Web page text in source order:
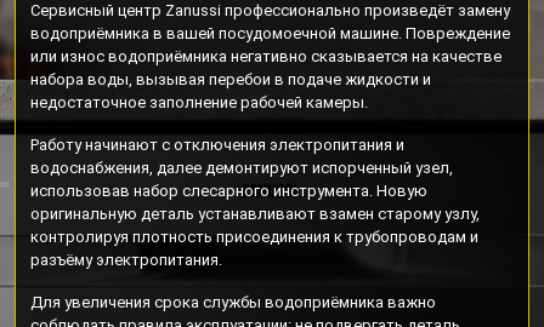
Сервисный центр Zanussi профессионально произведёт замену
водоприёмника в вашей посудомоечной машине. Повреждение
или износ водоприёмника негативно сказывается на качестве
набора воды, вызывая перебои в подаче жидкости и
недостаточное заполнение рабочей камеры.
Работу начинают с отключения электропитания и
водоснабжения, далее демонтируют испорченный узел,
использовав набор слесарного инструмента. Новую
оригинальную деталь устанавливают взамен старому узлу,
контролируя плотность присоединения к трубопроводам и
разъёму электропитания.
Для увеличения срока службы водоприёмника важно